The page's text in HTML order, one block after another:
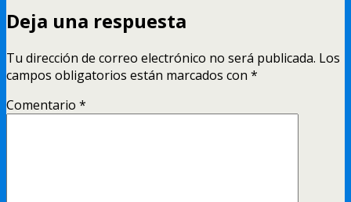
Deja una respuesta
Tu dirección de correo electrónico no será publicada. Los
campos obligatorios están marcados con *
Comentario *